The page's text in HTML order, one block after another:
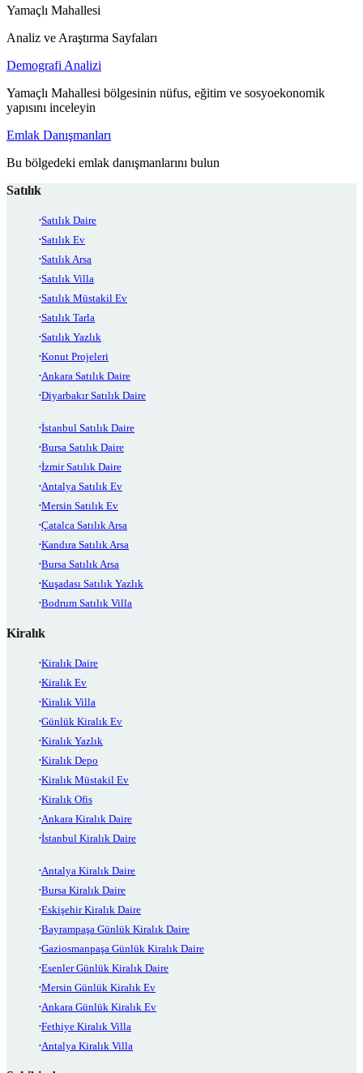
Yamaçlı Mahallesi
Analiz ve Araştırma Sayfaları
Demografi Analizi
Yamaçlı Mahallesi bölgesinin nüfus, eğitim ve sosyoekonomik
yapısını inceleyin
Emlak Danışmanları
Bu bölgedeki emlak danışmanlarını bulun
Satılık
Satılık Daire
Satılık Ev
Satılık Arsa
Satılık Villa
Satılık Müstakil Ev
Satılık Tarla
Satılık Yazlık
Konut Projeleri
Ankara Satılık Daire
Diyarbakır Satılık Daire
İstanbul Satılık Daire
Bursa Satılık Daire
İzmir Satılık Daire
Antalya Satılık Ev
Mersin Satılık Ev
Çatalca Satılık Arsa
Kandıra Satılık Arsa
Bursa Satılık Arsa
Kuşadası Satılık Yazlık
Bodrum Satılık Villa
Kiralık
Kiralık Daire
Kiralık Ev
Kiralık Villa
Günlük Kiralık Ev
Kiralık Yazlık
Kiralık Depo
Kiralık Müstakil Ev
Kiralık Ofis
Ankara Kiralık Daire
İstanbul Kiralık Daire
Antalya Kiralık Daire
Bursa Kiralık Daire
Eskişehir Kiralık Daire
Bayrampaşa Günlük Kiralık Daire
Gaziosmanpaşa Günlük Kiralık Daire
Esenler Günlük Kiralık Daire
Mersin Günlük Kiralık Ev
Ankara Günlük Kiralık Ev
Fethiye Kiralık Villa
Antalya Kiralık Villa